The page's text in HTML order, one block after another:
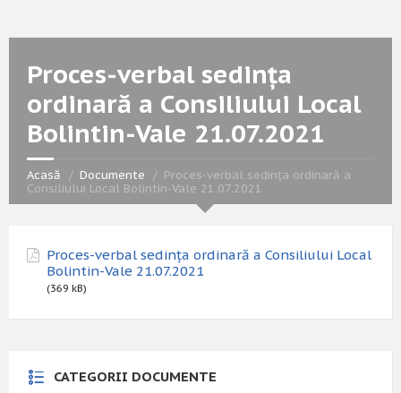
Proces-verbal sedința
ordinară a Consiliului Local
Bolintin-Vale 21.07.2021
Acasă Documente
Proces-verbal sedința ordinară a
Consiliului Local Bolintin-Vale 21.07.2021
Proces-verbal sedința ordinară a Consiliului Local
Bolintin-Vale 21.07.2021
(369 kB)
CATEGORII DOCUMENTE